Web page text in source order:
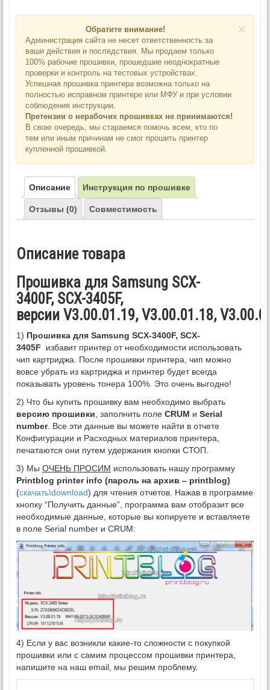
×
Обратите внимание!
Администрация сайта не несет ответственность за
ваши действия и последствия. Мы продаем только
100% рабочие прошивки, прошедшие неоднократные
проверки и контроль на тестовых устройствах.
Успешная прошивка принтера возможна только на
полностью исправном принтере или МФУ и при условии
соблюдения инструкции.
Претензии о нерабочих прошивках не принимаются!
В свою очередь, мы стараемся помочь всем, кто по
тем или иным причинам не смог прошить принтер
купленной прошивкой.
Описание Инструкция по прошивке
Отзывы (0) Совместимость
Описание товара
Прошивка для Samsung SCX-
3400F, SCX-3405F,
версии V3.00.01.19, V3.00.01.18,
1) Прошивка для Samsung SCX-3400F, SCX-
3405F
избавит принтер от необходимости использовать
чип картриджа. После прошивки принтера, чип можно
вовсе убрать из картриджа и принтер будет всегда
показывать уровень тонера 100%. Это очень выгодно!
2) Что бы купить прошивку вам необходимо выбрать
версию прошивки, заполнить поле CRUM и Serial
number. Все эти данные вы можете найти в отчете
Конфигурации и Расходных материалов принтера,
печатаются они путем удержания кнопки СТОП.
3) Мы ОЧЕНЬ ПРОСИМ использовать нашу программу
Printblog printer info (пароль на архив – printblog)
(скачать\download) для чтения отчетов. Нажав в программе
кнопку “Получить данные”, программа вам отобразит все
необходимые данные, которые вы копируете и вставляете
в поле Serial number и CRUM:
4) Если у вас возникли какие-то сложности с покупкой
прошивки или с самим процессом прошивки принтера,
напишите на наш email, мы решим проблему.